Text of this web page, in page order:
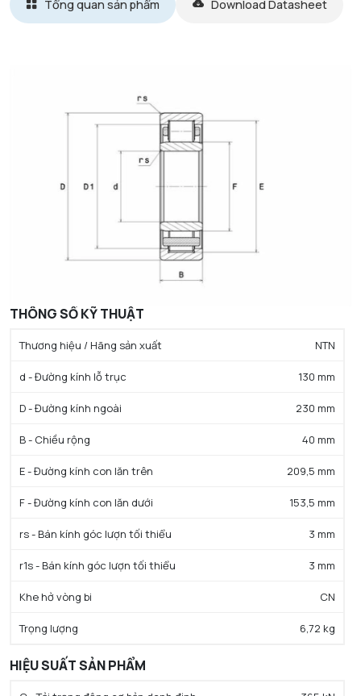
Tổng quan sản phẩm Download Datasheet
THÔNG SỐ KỸ THUẬT
Thương hiệu / Hãng sản xuất NTN
d - Đường kính lỗ trục 130 mm
D - Đường kính ngoài 230 mm
B - Chiều rộng 40 mm
E - Đường kính con lăn trên 209,5 mm
F - Đường kính con lăn dưới 153,5 mm
rs - Bán kính góc lượn tối thiểu 3 mm
r1s - Bán kính góc lượn tối thiểu 3 mm
Khe hở vòng bi CN
Trọng lượng 6,72 kg
HIỆU SUẤT SẢN PHẨM